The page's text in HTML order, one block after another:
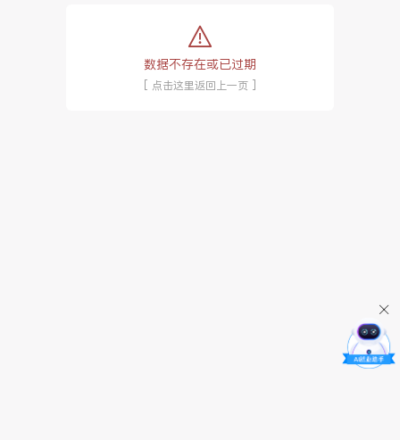
tip:
数据不存在或已过期
[ 点击这里返回上一页 ]